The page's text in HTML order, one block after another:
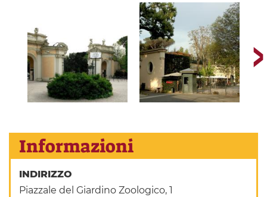
Informazioni
INDIRIZZO
Piazzale del Giardino Zoologico, 1